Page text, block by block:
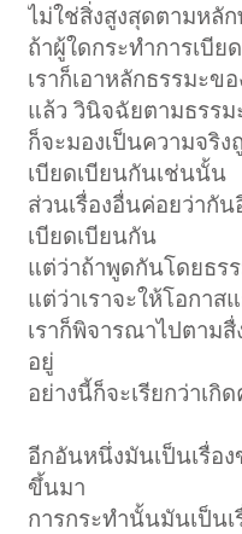
ไม่ใช่สิ่งสูงสุดตามหลั
ถ้าผู้ใดกระทำการเบีย
เราก็เอาหลักธรรมะข
แล้ว วินิจฉัยตามธรร
ก็จะมองเป็นความจริ
เบียดเบียนกันเช่นนั้น
ส่วนเรื่องอื่นค่อยว่ากั
เบียดเบียนกัน
แต่ว่าถ้าพูดกันโดยธร
แต่ว่าเราจะให้โอกา
เราก็พิจารณาไปตาม
อยู่
อย่างนี้ก็จะเรียกว่าเกิ
อีกอันหนึ่งมันเป็นเรื่อ
ขึ้นมา
การกระทำนั้นมันเป็นเ